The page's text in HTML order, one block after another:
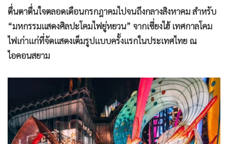
• ต่างประเทศ
• Special Scoop
• เศรษฐกิจ-ธุรกิจ
• จีน
• ชุมชน-คุณภาพชีวิต
Motoring
• เกม
วิทยาศาสตร์
ตื่นตาตื่นใจตลอดเดือนกรกฎาคมไปจนถึงกลางสิงหาคม สำหรับ
“มหกรรมแสดงศิลปะโคมไฟยู่หยวน” จากเซี่ยงไฮ้ เทศกาลโคม
ไฟเก่าแก่ที่จัดแสดงเต็มรูปแบบครั้งแรกในประเทศไทย ณ
ไอคอนสยาม